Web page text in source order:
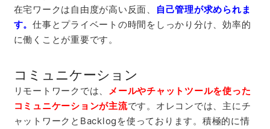
在宅ワークは自由度が高い反面、
自己管理が求められま
す。 仕事とプライベートの時間をしっかり分け、効率的
に働くことが重要です。
コミュニケーション
リモートワークでは、 メールやチャットツールを使った
コミュニケーションが主流です。オレコンでは、主にチ
ャットワークとBacklogを使っております。積極的に情